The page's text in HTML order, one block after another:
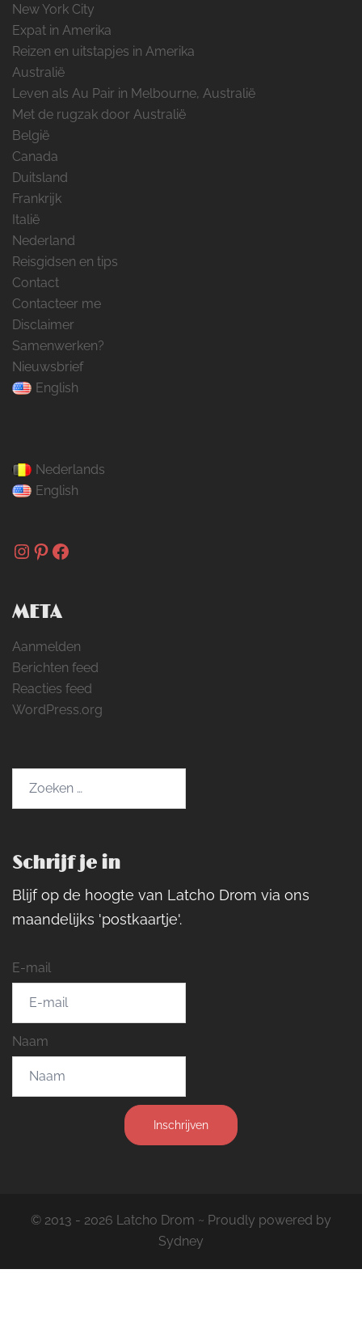
New York City
Expat in Amerika
Reizen en uitstapjes in Amerika
Australië
Leven als Au Pair in Melbourne, Australië
Met de rugzak door Australië
België
Canada
Duitsland
Frankrijk
Italië
Nederland
Reisgidsen en tips
Contact
Contacteer me
Disclaimer
Samenwerken?
Nieuwsbrief
English
Nederlands
English
Instagram
Pinterest
Facebook
META
Aanmelden
Berichten feed
Reacties feed
WordPress.org
Schrijf je in
Blijf op de hoogte van Latcho Drom via ons
maandelijks 'postkaartje'.
E-mail
Naam
Inschrijven
© 2013 - 2026 Latcho Drom ~ Proudly powered by
Sydney